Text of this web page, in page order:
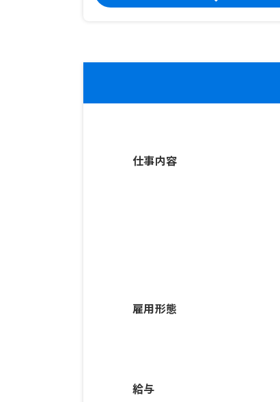
仕事内容
雇用形態
給与